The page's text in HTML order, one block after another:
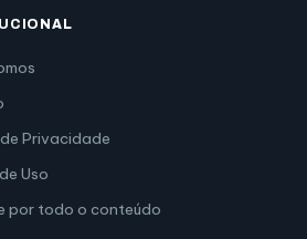
Privacidade
Uso
por todo o conteúdo